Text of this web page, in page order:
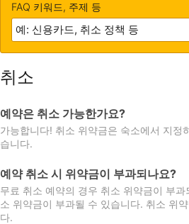
FAQ 키워드, 주제 등
취소
예약은 취소 가능한가요?
가능합니다! 취소 위약금은 숙소에서 지정
습니다.
예약 취소 시 위약금이 부과되나요?
무료 취소 예약의 경우 취소 위약금이 부
소 위약금이 부과될 수 있습니다. 취소 위
다.